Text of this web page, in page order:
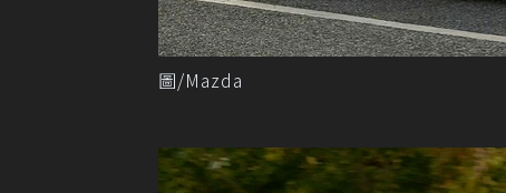
圖/Mazda